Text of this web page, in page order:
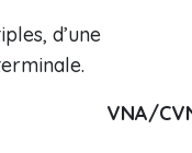
d’une
VNA/